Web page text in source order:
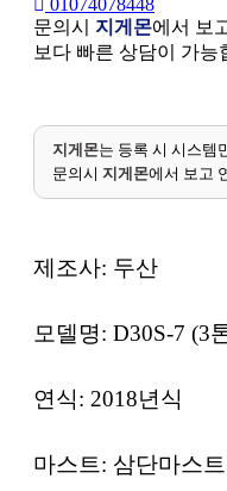
문의시 지게몬에서 보
보다 빠른 상담이 가능
지게몬는 등록 시 시스템
문의시 지게몬에서 보고
제조사: 두산
모델명: D30S-7 (3
연식: 2018년식
마스트: 삼단마스트